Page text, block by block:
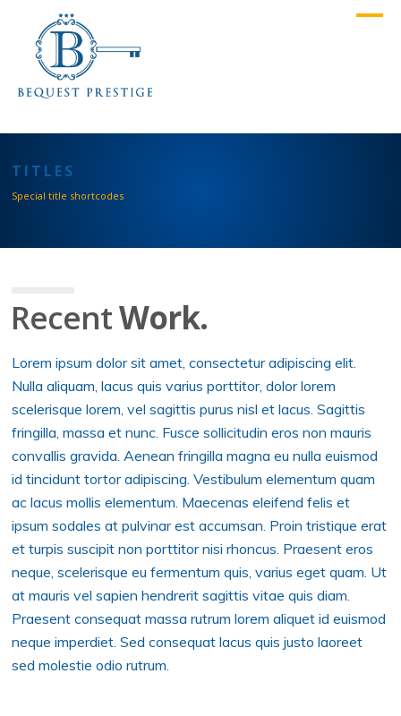
TITLES
Special title shortcodes
RecentWork.
Lorem ipsum dolor sit amet, consectetur adipiscing elit.
Nulla aliquam, lacus quis varius porttitor, dolor lorem
scelerisque lorem, vel sagittis purus nisl et lacus. Sagittis
fringilla, massa et nunc. Fusce sollicitudin eros non mauris
convallis gravida. Aenean fringilla magna eu nulla euismod
id tincidunt tortor adipiscing. Vestibulum elementum quam
ac lacus mollis elementum. Maecenas eleifend felis et
ipsum sodales at pulvinar est accumsan. Proin tristique erat
et turpis suscipit non porttitor nisi rhoncus. Praesent eros
neque, scelerisque eu fermentum quis, varius eget quam. Ut
at mauris vel sapien hendrerit sagittis vitae quis diam.
Praesent consequat massa rutrum lorem aliquet id euismod
neque imperdiet. Sed consequat lacus quis justo laoreet
sed molestie odio rutrum.